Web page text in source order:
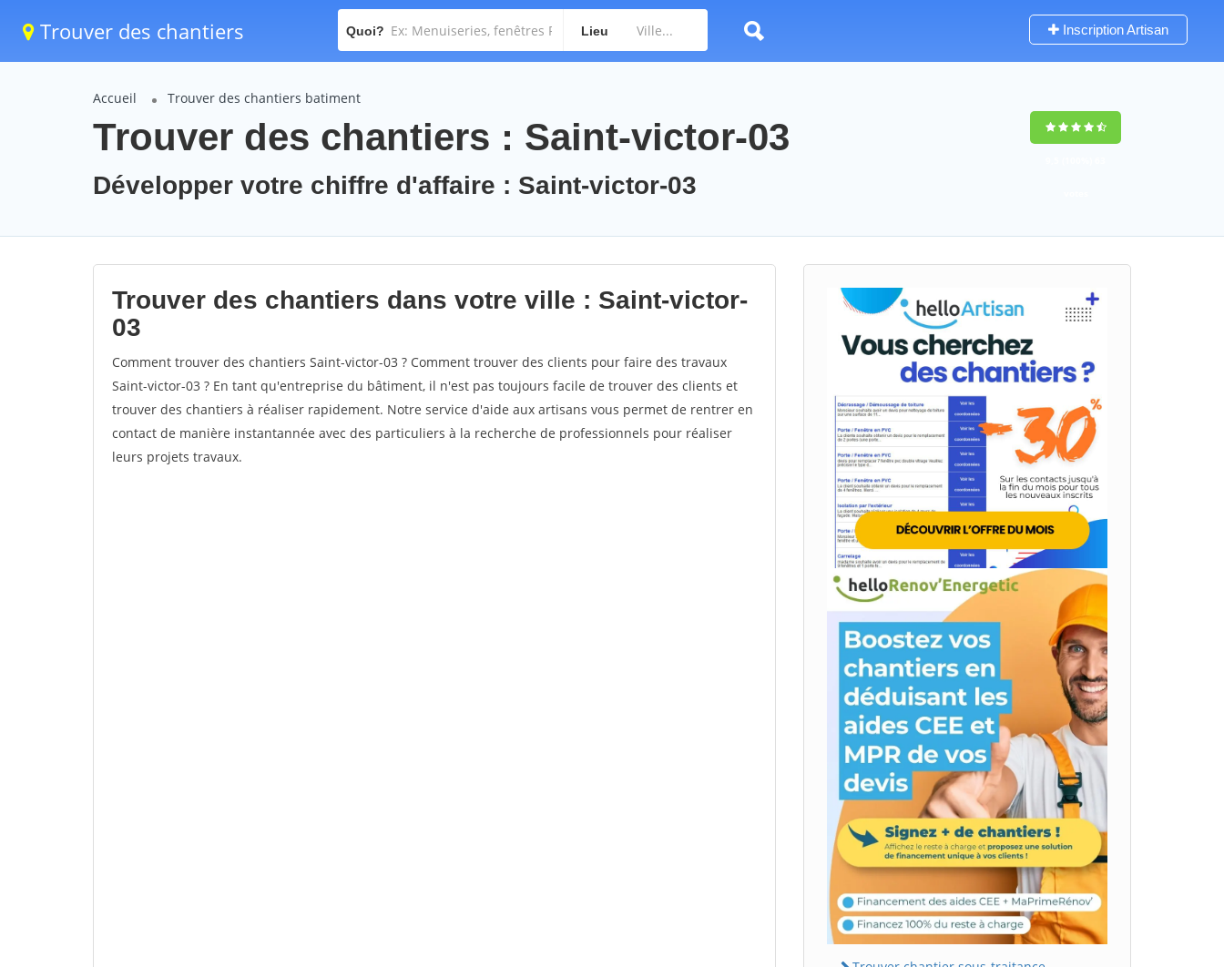
Trouver des chantiers Quoi? Lieu Inscription Artisan
Accueil Trouver des chantiers batiment
Trouver des chantiers : Saint-victor-03
Développer votre chiffre d'affaire : Saint-victor-03
Trouver des chantiers dans votre ville : Saint-victor-
03
Comment trouver des chantiers Saint-victor-03 ? Comment trouver des clients pour faire des travaux
Saint-victor-03 ? En tant qu'entreprise du bâtiment, il n'est pas toujours facile de trouver des clients et
trouver des chantiers à réaliser rapidement. Notre service d'aide aux artisans vous permet de rentrer en
contact de manière instantannée avec des particuliers à la recherche de professionnels pour réaliser
leurs projets travaux.